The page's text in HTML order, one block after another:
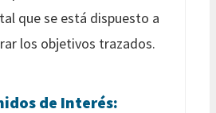
que se está dispuesto a
los objetivos trazados.
de Interés: